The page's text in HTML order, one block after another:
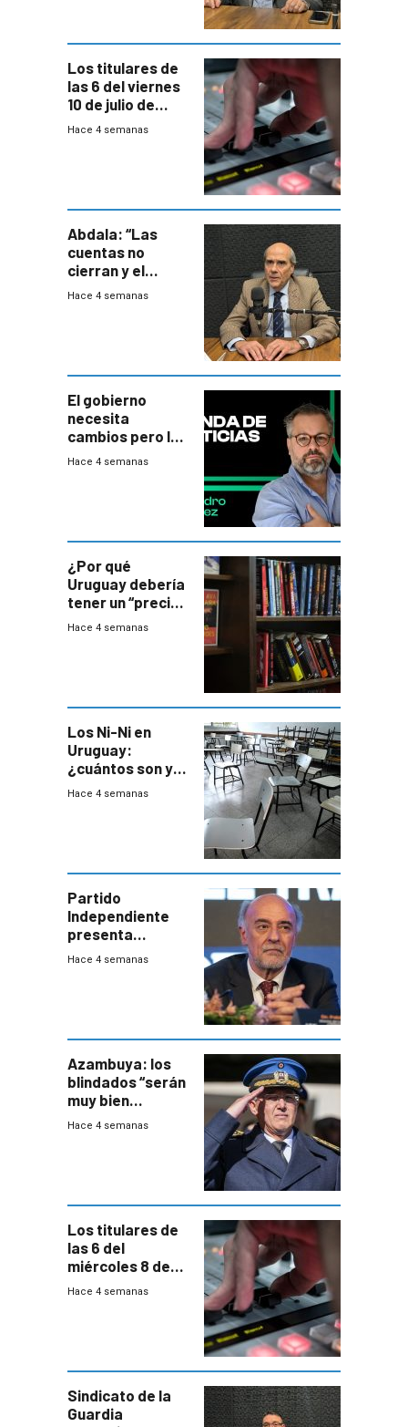
Los titulares de
las 6 del viernes
10 de julio de
2026
Hace 4 semanas
Abdala: “Las
cuentas no
cierran y el
balance del
Hace 4 semanas
El gobierno
necesita
cambios pero los
ministros tienen
Hace 4 semanas
¿Por qué
Uruguay debería
tener un “precio
único” en los
Hace 4 semanas
Los Ni-Ni en
Uruguay:
¿cuántos son y
en dónde están?
Hace 4 semanas
Partido
Independiente
presenta
demanda civil
Hace 4 semanas
Azambuya: los
blindados “serán
muy bien
recibidos” por los
Hace 4 semanas
Los titulares de
las 6 del
miércoles 8 de
julio de 2026
Hace 4 semanas
Sindicato de la
Guardia